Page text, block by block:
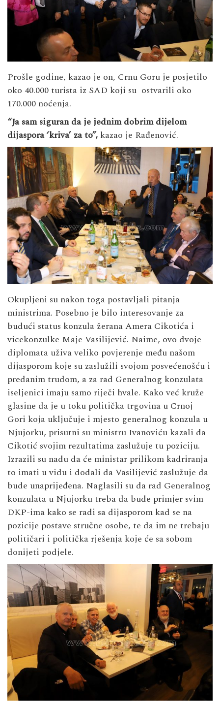
Prošle godine, kazao je on, Crnu Goru je posjetilo
oko 40.000 turista iz SAD koji su ostvarili oko
170.000 noćenja.
“Ja sam siguran da je jednim dobrim dijelom
dijaspora ‘kriva’ za to”, kazao je Rađenović.
Okupljeni su nakon toga postavljali pitanja
ministrima. Posebno je bilo interesovanje za
budući status konzula žerana Amera Cikotića i
vicekonzulke Maje Vasilijević. Naime, ovo dvoje
diplomata uživa veliko povjerenje među našom
dijasporom koje su zaslužili svojom posvećenošću i
predanim trudom, a za rad Generalnog konzulata
iseljenici imaju samo riječi hvale. Kako već kruže
glasine da je u toku politička trgovina u Crnoj
Gori koja uključuje i mjesto generalnog konzula u
Njujorku, prisutni su ministru Ivanoviću kazali da
Cikotić svojim rezultatima zaslužuje tu poziciju.
Izrazili su nadu da će ministar prilikom kadriranja
to imati u vidu i dodali da Vasilijević zaslužuje da
bude unaprijeđena. Naglasili su da rad Generalnog
konzulata u Njujorku treba da bude primjer svim
DKP-ima kako se radi sa dijasporom kad se na
pozicije postave stručne osobe, te da im ne trebaju
političari i politička rješenja koje će sa sobom
donijeti podjele.